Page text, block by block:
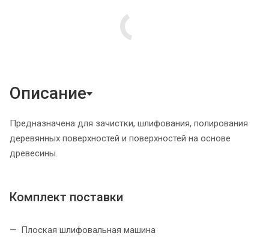
Описание
Предназначена для зачистки, шлифования, полирования
деревянных поверхностей и поверхностей на основе
древесины.
Комплект поставки
Плоская шлифовальная машина